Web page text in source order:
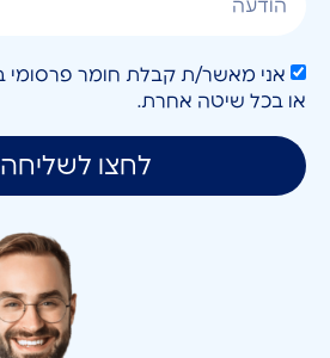
או בכל שיטה אחרת.
לחצו לשליחה